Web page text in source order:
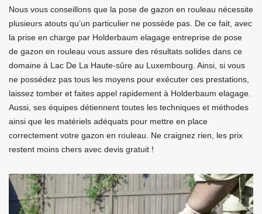
Nous vous conseillons que la pose de gazon en rouleau nécessite
plusieurs atouts qu’un particulier ne possède pas. De ce fait, avec
la prise en charge par Holderbaum elagage entreprise de pose
de gazon en rouleau vous assure des résultats solides dans ce
domaine à Lac De La Haute-sûre au Luxembourg. Ainsi, si vous
ne possédez pas tous les moyens pour exécuter ces prestations,
laissez tomber et faites appel rapidement à Holderbaum elagage.
Aussi, ses équipes détiennent toutes les techniques et méthodes
ainsi que les matériels adéquats pour mettre en place
correctement votre gazon en rouleau. Ne craignez rien, les prix
restent moins chers avec devis gratuit !